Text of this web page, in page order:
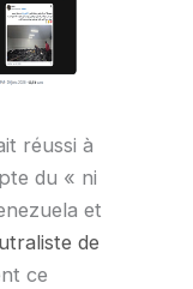
réussi à
du « ni
et
de
ce